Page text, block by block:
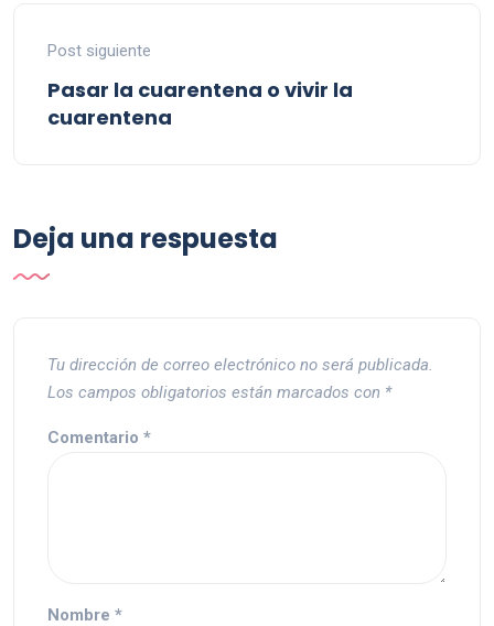
Post siguiente
Pasar la cuarentena o vivir la
cuarentena
Deja una respuesta
Tu dirección de correo electrónico no será publicada.
Los campos obligatorios están marcados con *
Comentario *
Nombre *